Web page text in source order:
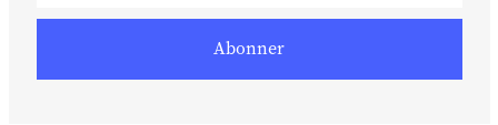
Abonner